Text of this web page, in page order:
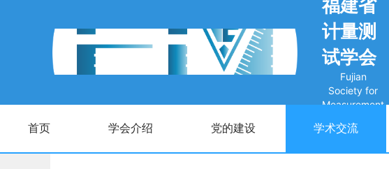
福建省
计量测
试学会
Fujian
Society for
Measurement
首页 学会介绍 党的建设 学术交流